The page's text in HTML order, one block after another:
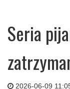
Seria
2026-06-09